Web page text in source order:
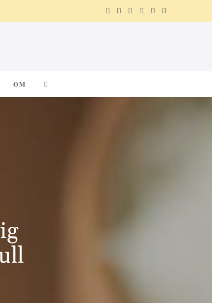
b i a e i g
OM